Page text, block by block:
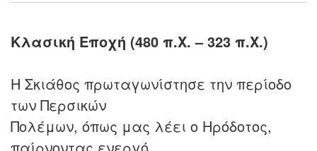
Κλασική Εποχή (480 π.Χ. – 323 π.Χ.)
Η Σκιάθος πρωταγωνίστησε την περίοδο
των Περσικών
Πολέμων, όπως μας λέει ο Ηρόδοτος,